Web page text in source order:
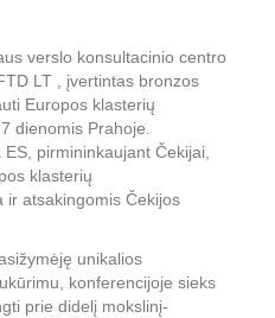
verslo konsultacinio centro
LT , įvertintas bronzos
Europos klasterių
dienomis Prahoje.
pirmininkaujant Čekijai,
klasterių
ir atsakingomis Čekijos
unikalios
konferencijoje sieks
prie didelį mokslinį-